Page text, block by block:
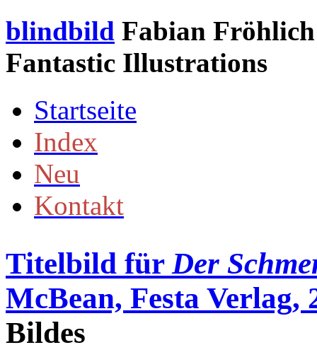
blindbild Fabian
Fantastic Illustrations
Startseite
Index
Neu
Kontakt
Titelbild fürDer
McBean, Festa Verlag,
Bildes